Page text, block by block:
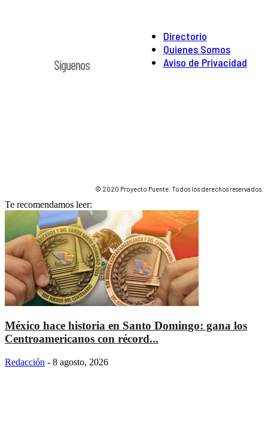
Directorio
Quienes Somos
Aviso de Privacidad
Síguenos
© 2020 Proyecto Puente. Todos los derechos reservados.
Te recomendamos leer:
México hace historia en Santo Domingo: gana los
Centroamericanos con récord...
Redacción - 8 agosto, 2026